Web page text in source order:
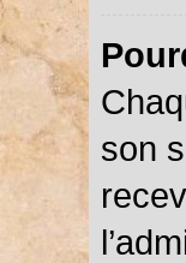
son